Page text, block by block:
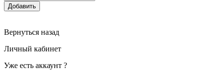
Добавить
Вернуться назад
Личный кабинет
Уже есть аккаунт ?